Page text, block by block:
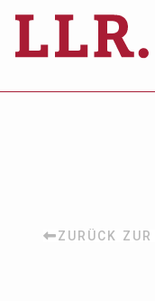
ZURÜCK